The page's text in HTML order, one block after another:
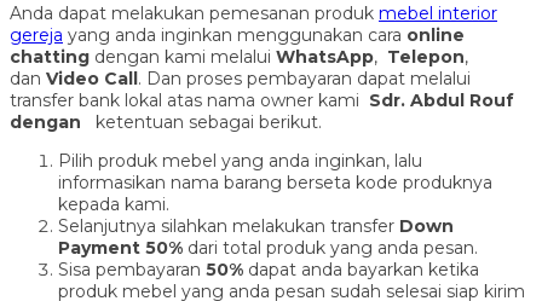
Anda dapat melakukan pemesanan produk mebel interior
gereja yang anda inginkan menggunakan cara online
chatting dengan kami melalui WhatsApp, Telepon,
dan Video Call. Dan proses pembayaran dapat melalui
transfer bank lokal atas nama owner kami Sdr. Abdul Rouf
dengan ketentuan sebagai berikut.
Pilih produk mebel yang anda inginkan, lalu
informasikan nama barang berseta kode produknya
kepada kami.
Selanjutnya silahkan melakukan transfer Down
Payment 50% dari total produk yang anda pesan.
Sisa pembayaran 50% dapat anda bayarkan ketika
produk mebel yang anda pesan sudah selesai siap kirim